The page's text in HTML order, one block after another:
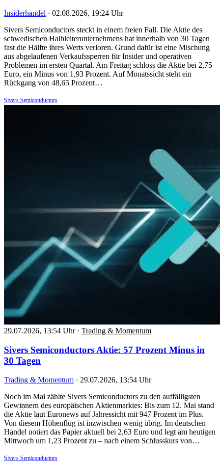
Insiderhandel · 02.08.2026, 19:24 Uhr
Sivers Semiconductors steckt in einem freien Fall. Die Aktie des
schwedischen Halbleiterunternehmens hat innerhalb von 30 Tagen
fast die Hälfte ihres Werts verloren. Grund dafür ist eine Mischung
aus abgelaufenen Verkaufssperren für Insider und operativen
Problemen im ersten Quartal. Am Freitag schloss die Aktie bei 2,75
Euro, ein Minus von 1,93 Prozent. Auf Monatssicht steht ein
Rückgang von 48,65 Prozent…
Sivers Semiconductors
29.07.2026, 13:54 Uhr · Trading & Momentum
Sivers Semiconductors Aktie: 57 Prozent Minus in
30 Tagen
Trading & Momentum · 29.07.2026, 13:54 Uhr
Noch im Mai zählte Sivers Semiconductors zu den auffälligsten
Gewinnern des europäischen Aktienmarktes: Bis zum 12. Mai stand
die Aktie laut Euronews auf Jahressicht mit 947 Prozent im Plus.
Von diesem Höhenflug ist inzwischen wenig übrig. Im deutschen
Handel notiert das Papier aktuell bei 2,63 Euro und legt am heutigen
Mittwoch um 1,23 Prozent zu – nach einem Schlusskurs von…
Sivers Semiconductors